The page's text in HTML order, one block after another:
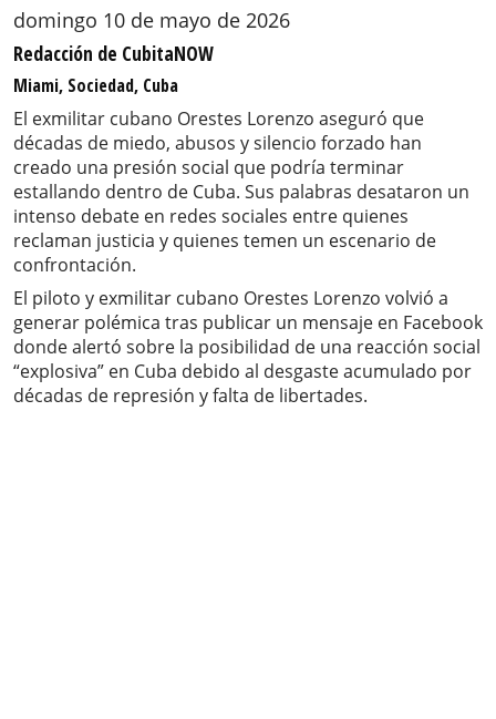
domingo 10 de mayo de 2026
Redacción de CubitaNOW
Miami, Sociedad, Cuba
El exmilitar cubano Orestes Lorenzo aseguró que
décadas de miedo, abusos y silencio forzado han
creado una presión social que podría terminar
estallando dentro de Cuba. Sus palabras desataron un
intenso debate en redes sociales entre quienes
reclaman justicia y quienes temen un escenario de
confrontación.
El piloto y exmilitar cubano Orestes Lorenzo volvió a
generar polémica tras publicar un mensaje en Facebook
donde alertó sobre la posibilidad de una reacción social
“explosiva” en Cuba debido al desgaste acumulado por
décadas de represión y falta de libertades.